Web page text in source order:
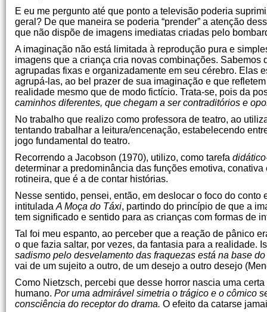
E eu me pergunto até que ponto a televisão poderia
geral? De que maneira se poderia “prender” a atenção
que não dispõe de imagens imediatas criadas pelo
A imaginação não está limitada à reprodução pura e
imagens que a criança cria novas combinações.
agrupadas fixas e organizadamente em seu cérebro. Elas
agrupá-las, ao bel prazer de sua imaginação e que
realidade mesmo que de modo fictício. Trata-se, pois da
caminhos diferentes, que chegam a ser contraditórios e
No trabalho que realizo como professora de teatro, ao
tentando trabalhar a leitura/encenação, estabelecendo
jogo fundamental do teatro.
Recorrendo a Jacobson (1970), utilizo, como tarefa
determinar a predominância das funções emotiva,
rotineira, que é a de contar histórias.
Nesse sentido, pensei, então, em deslocar o foco do
intitulada A Moça do Táxi, partindo do princípio de que a
tem significado e sentido para as crianças com formas de
Tal foi meu espanto, ao perceber que a reação de pânico
o que fazia saltar, por vezes, da fantasia para a realidade.
sadismo pelo desvelamento das fraquezas está na base
vai de um sujeito a outro, de um desejo a outro desejo
Como Nietzsch, percebi que desse horror nascia uma
humano. Por uma admirável simetria o trágico e o cômico
consciência do receptor do drama. O efeito da catarse